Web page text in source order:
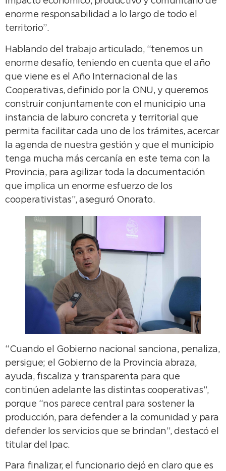
enorme responsabilidad a lo largo de todo el
territorio”.
Hablando del trabajo articulado, “tenemos un
enorme desafío, teniendo en cuenta que el año
que viene es el Año Internacional de las
Cooperativas, definido por la ONU, y queremos
construir conjuntamente con el municipio una
instancia de laburo concreta y territorial que
permita facilitar cada uno de los trámites, acercar
la agenda de nuestra gestión y que el municipio
tenga mucha más cercanía en este tema con la
Provincia, para agilizar toda la documentación
que implica un enorme esfuerzo de los
cooperativistas”, aseguró Onorato.
“Cuando el Gobierno nacional sanciona, penaliza,
persigue; el Gobierno de la Provincia abraza,
ayuda, fiscaliza y transparenta para que
continúen adelante las distintas cooperativas”,
porque “nos parece central para sostener la
producción, para defender a la comunidad y para
defender los servicios que se brindan”, destacó el
titular del Ipac.
Para finalizar, el funcionario dejó en claro que es